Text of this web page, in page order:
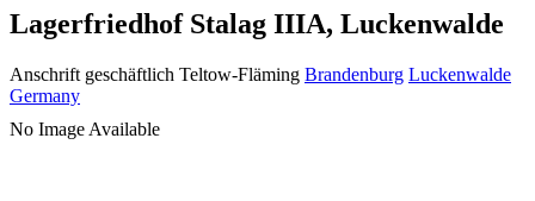
Lagerfriedhof Stalag IIIA, Luckenwalde
Anschrift geschäftlich Teltow-Fläming Brandenburg Luckenwalde
Germany
No Image Available